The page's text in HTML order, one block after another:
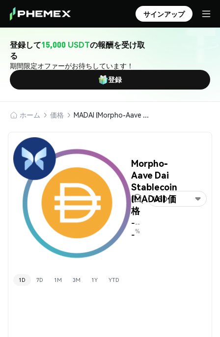
サインアップ
登録して15,000 USDTの報酬を受け取
る
期間限定オファーがお待ちしています！
登録
ホーム 価格 MADAI (Morpho-Aave Dai Stablecoin)
Morpho-
Aave Dai
Stablecoin
(MADAI) 価
格
-
-
--
%
USD
1D 7D 1M 3M 1Y YTD